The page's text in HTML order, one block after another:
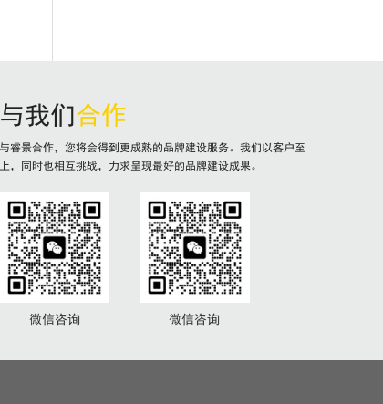
与我们合作
与睿景合作，您将会得到更成熟的品牌建设服务。我们以客户至
上，同时也相互挑战，力求呈现最好的品牌建设成果。
微信咨询 微信咨询